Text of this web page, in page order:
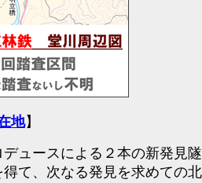
地】
ュースによる２本の新発見
て、次なる発見を求めての